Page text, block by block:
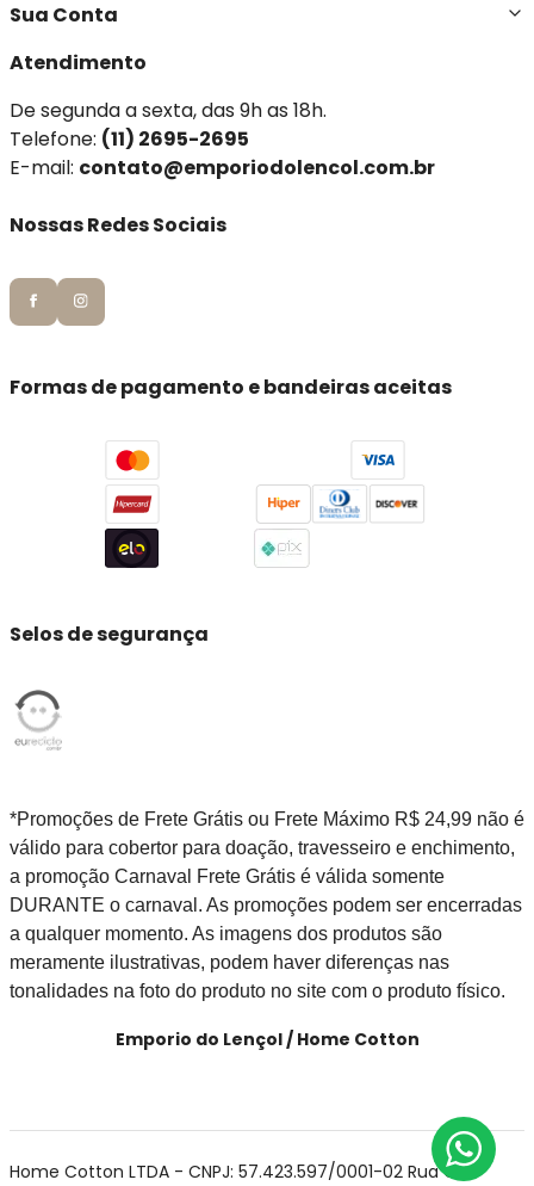
Sua Conta
Atendimento
De segunda a sexta, das 9h as 18h.
Telefone: (11) 2695-2695
E-mail: contato@emporiodolencol.com.br
Nossas Redes Sociais
Formas de pagamento e bandeiras aceitas
Selos de segurança
*Promoções de Frete Grátis ou Frete Máximo R$ 24,99 não é
válido para cobertor para doação, travesseiro e enchimento,
a promoção Carnaval Frete Grátis é válida somente
DURANTE o carnaval. As promoções podem ser encerradas
a qualquer momento. As imagens dos produtos são
meramente ilustrativas, podem haver diferenças nas
tonalidades na foto do produto no site com o produto físico.
Emporio do Lençol / Home Cotton
Home Cotton LTDA - CNPJ: 57.423.597/0001-02 Rua Cel